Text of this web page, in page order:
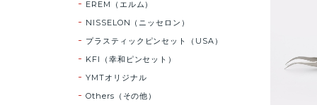
EREM（エルム）
NISSELON（ニッセロン）
プラスティックピンセット（USA）
KFI（幸和ピンセット）
YMTオリジナル
Others（その他）